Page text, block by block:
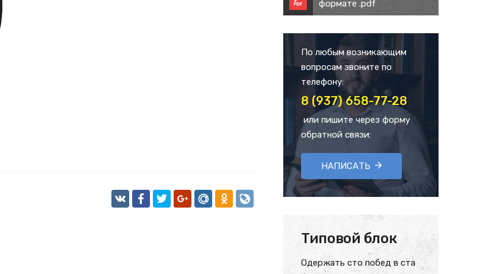
формате .pdf
По любым возникающим
вопросам звоните по
телефону:
8 (937) 658-77-28
или пишите через форму
обратной связи:
НАПИСАТЬ
Типовой блок
Одержать сто побед в ста